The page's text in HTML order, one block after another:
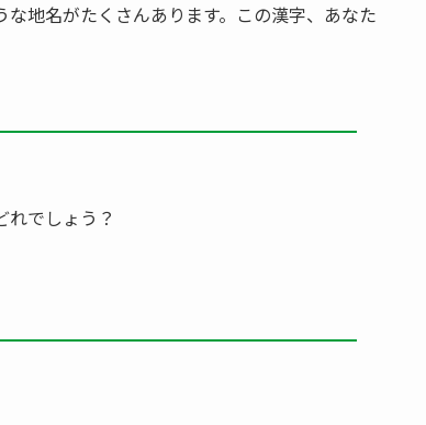
地名がたくさんあります。この漢字、あなた
でしょう？